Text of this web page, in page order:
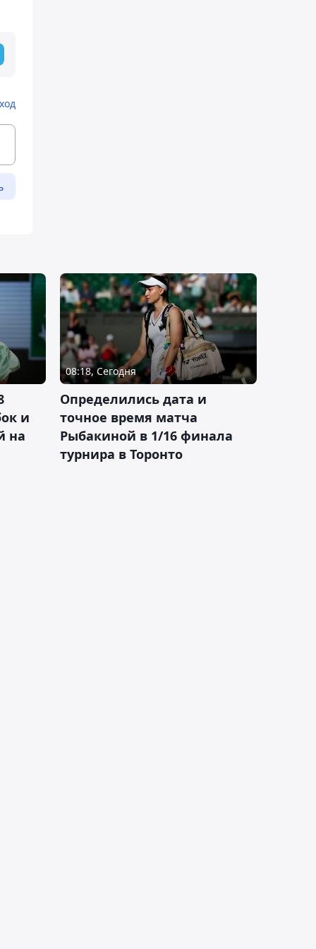
и
на
08:18, Сегодня
Определились дата и
точное время матча
Рыбакиной в 1/16 финала
турнира в Торонто